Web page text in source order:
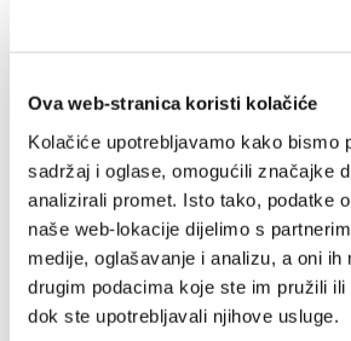
Ova web-stranica koristi kolačiće
Kolačiće upotrebljavamo kako bismo
sadržaj i oglase, omogućili značajke
analizirali promet. Isto tako, podatke
naše web-lokacije dijelimo s
medije, oglašavanje i analizu, a oni ih
drugim podacima koje ste im pružili
dok ste upotrebljavali njihove usluge.
Molitveni
Niko Bilić
10,00 EUR